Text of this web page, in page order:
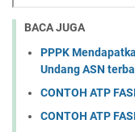
BACA JUGA
PPPK
Undang ASN
CONTOH ATP
CONTOH ATP